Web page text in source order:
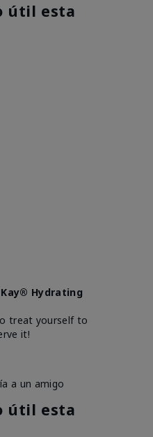
útil esta
Hydrating
treat yourself to
it!
a un amigo
útil esta